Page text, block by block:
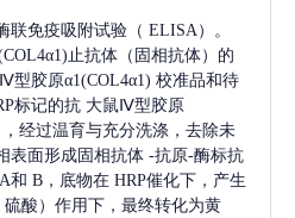
联免疫吸附试验（ ELISA）。
止抗体（固相抗体）的
型胶原α1(COL4α1) 校准品和待
标记的抗 大鼠Ⅳ型胶原
，经过温育与充分洗涤，去除未
表面形成固相抗体 -抗原-酶标抗
和 B，底物在 HRP催化下，产生
酸）作用下，最终转化为黄